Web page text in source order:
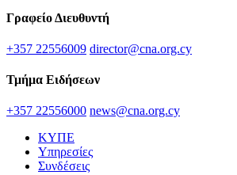
Γραφείο Διευθυντή
+357 22556009 director@cna.org.cy
Τμήμα Ειδήσεων
+357 22556000 news@cna.org.cy
ΚΥΠΕ
Υπηρεσίες
Συνδέσεις